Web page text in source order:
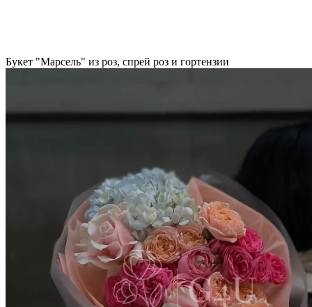
Букет "Марсель" из роз, спрей роз и гортензии